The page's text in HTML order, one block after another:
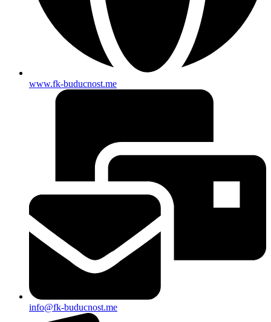
www.fk-buducnost.me
info@fk-buducnost.me